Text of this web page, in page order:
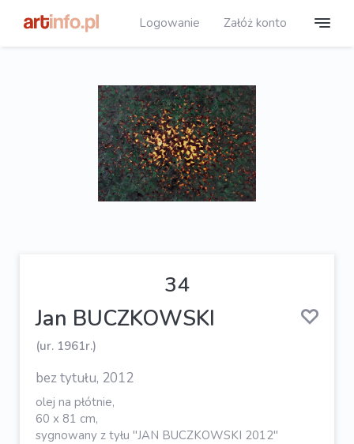
Logowanie Załóż konto
34
Jan BUCZKOWSKI
(ur. 1961r.)
bez tytułu, 2012
olej na płótnie,
60 x 81 cm,
sygnowany z tyłu "JAN BUCZKOWSKI 2012"